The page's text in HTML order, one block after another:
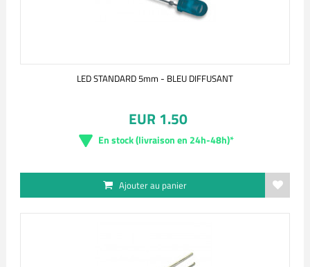
LED STANDARD 5mm - BLEU DIFFUSANT
EUR 1.50
En stock (livraison en 24h-48h)*
Ajouter au panier